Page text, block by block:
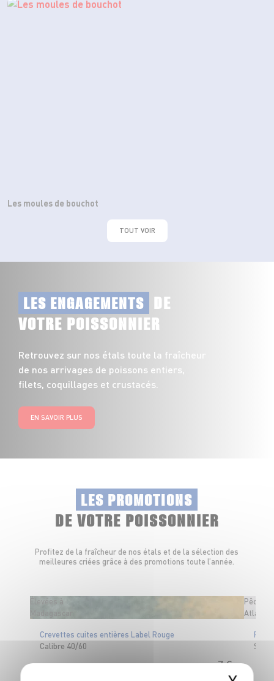
Les moules de bouchot
TOUT VOIR
LES ENGAGEMENTS DE
VOTRE POISSONNIER
Retrouvez sur nos étals toute la fraîcheur
de nos arrivages de poissons entiers,
filets, coquillages et crustacés.
EN SAVOIR PLUS
LES PROMOTIONS
DE VOTRE POISSONNIER
Profitez de la fraîcheur de nos étals et de la sélection des
meilleures criées grâce à des promotions toute l’année.
Élevées à
Madagascar
Crevettes cuites entières Label Rouge
Calibre 40/60
7 €
99
Pêché
Filet